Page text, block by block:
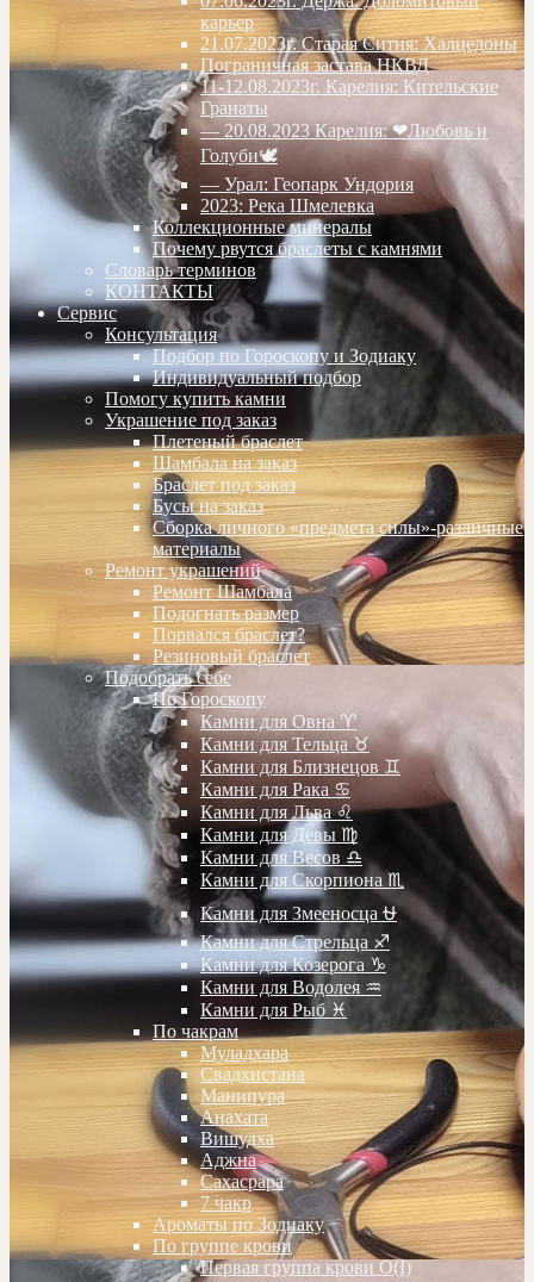
карьер
21.07.2023г. Старая Ситня: Халцедоны
Пограничная застава НКВД
11-12.08.2023г. Карелия: Кительские
Гранаты
— 20.08.2023 Карелия: ❤Любовь и
Голуби🕊
— Урал: Геопарк Ундория
2023: Река Шмелевка
Коллекционные минералы
Почему рвутся браслеты с камнями
Словарь терминов
КОНТАКТЫ
Сервис
Консультация
Подбор по Гороскопу и Зодиаку
Индивидуальный подбор
Помогу купить камни
Украшение под заказ
Плетеный браслет
Шамбала на заказ
Браслет под заказ
Бусы на заказ
Сборка личного «предмета силы»-различные
материалы
Ремонт украшений
Ремонт Шамбала
Подогнать размер
Порвался браслет?
Резиновый браслет
Подобрать себе
По Гороскопу
Камни для Овна ♈️
Камни для Тельца ♉️
Камни для Близнецов ♊️
Камни для Рака ♋️
Камни для Льва ♌️
Камни для Девы ♍️
Камни для Весов ♎️
Камни для Скорпиона ♏️
Камни для Змееносца ⛎
Камни для Стрельца ♐️
Камни для Козерога ♑️
Камни для Водолея ♒️
Камни для Рыб ♓️
По чакрам
Муладхара
Свадхистана
Манипура
Анахата
Вишудха
Аджна
Сахасрара
7 чакр
Ароматы по Зодиаку
По группе крови
Первая группа крови О(I)